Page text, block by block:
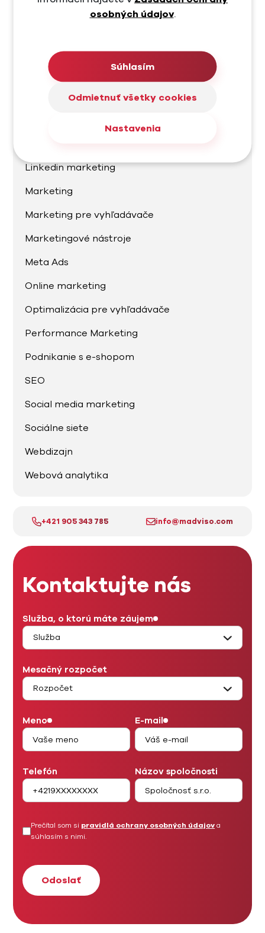
Facebook Ads
Google Ads
Linkedin marketing
Marketing
Marketing pre vyhľadávače
Marketingové nástroje
Meta Ads
Online marketing
Optimalizácia pre vyhľadávače
Performance Marketing
Podnikanie s e-shopom
SEO
Social media marketing
Sociálne siete
Webdizajn
Webová analytika
+421 905 343 785 info@madviso.com
Kontaktujte nás
Služba, o ktorú máte záujem
Mesačný rozpočet
Meno E-mail
Telefón Názov spoločnosti
Prečítal som si pravidlá ochrany osobných údajova
súhlasím s nimi.
osobných údajov.
Súhlasím
Odmietnuť všetky cookies
Nastavenia